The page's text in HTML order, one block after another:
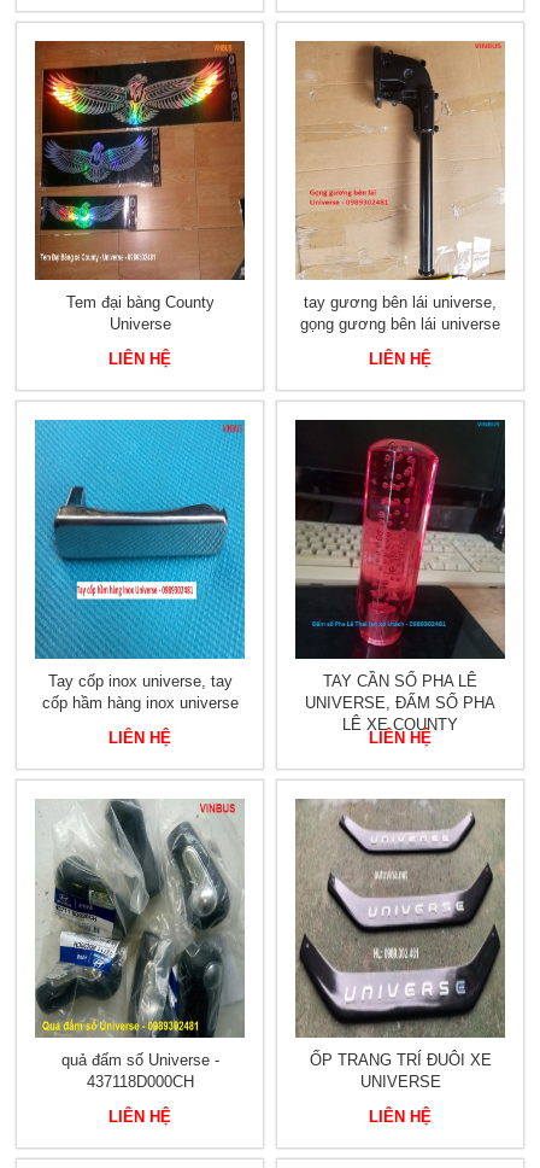
Tem đại bàng County
Universe
LIÊN HỆ
tay gương bên lái universe,
gọng gương bên lái universe
LIÊN HỆ
Tay cốp inox universe, tay
cốp hầm hàng inox universe
LIÊN HỆ
TAY CẦN SỐ PHA LÊ
UNIVERSE, ĐẤM SỐ PHA
LÊ XE COUNTY
LIÊN HỆ
quả đấm số Universe -
437118D000CH
LIÊN HỆ
ỐP TRANG TRÍ ĐUÔI XE
UNIVERSE
LIÊN HỆ